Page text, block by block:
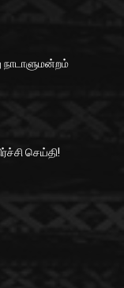
நாடாளுமன்றம்
செய்தி!